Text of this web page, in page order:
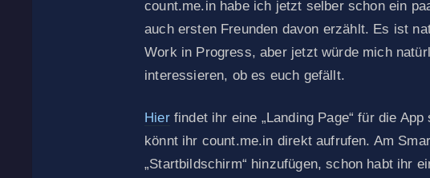
count.me.in habe ich jetzt selber schon ein
auch ersten Freunden davon erzählt. Es ist
Work in Progress, aber jetzt würde mich
interessieren, ob es euch gefällt.
Hierfindet ihr eine „Landing Page“ für die App
könnt ihr count.me.in direkt aufrufen. Am
„Startbildschirm“ hinzufügen, schon habt ihr